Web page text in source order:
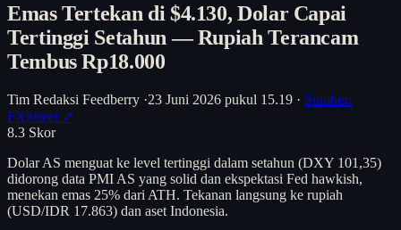
Emas Tertekan di $4.130, Dolar Capai
Tertinggi Setahun — Rupiah Terancam
Tembus Rp18.000
Tim Redaksi Feedberry ·23 Juni 2026 pukul 15.19 · Sumber:
FXStreet ↗
8.3 Skor
Dolar AS menguat ke level tertinggi dalam setahun (DXY 101,35)
didorong data PMI AS yang solid dan ekspektasi Fed hawkish,
menekan emas 25% dari ATH. Tekanan langsung ke rupiah
(USD/IDR 17.863) dan aset Indonesia.